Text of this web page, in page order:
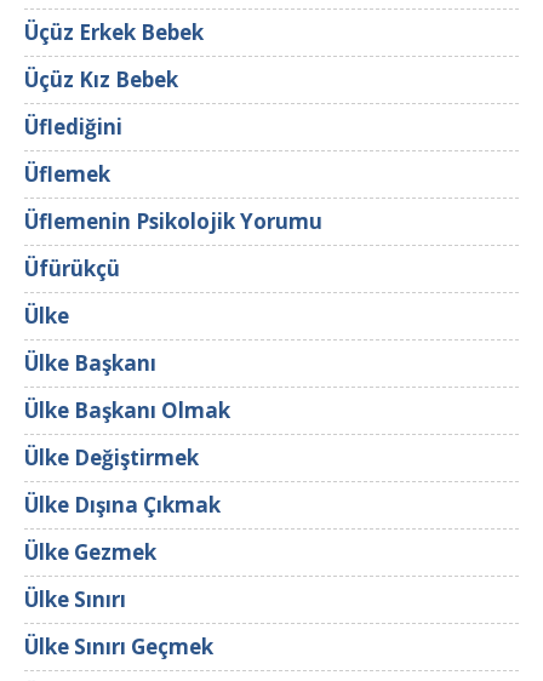
Üçüz Erkek Bebek
Üçüz Kız Bebek
Üflediğini
Üflemek
Üflemenin Psikolojik Yorumu
Üfürükçü
Ülke
Ülke Başkanı
Ülke Başkanı Olmak
Ülke Değiştirmek
Ülke Dışına Çıkmak
Ülke Gezmek
Ülke Sınırı
Ülke Sınırı Geçmek